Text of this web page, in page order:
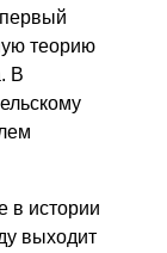
теорию
В
в истории
выходит